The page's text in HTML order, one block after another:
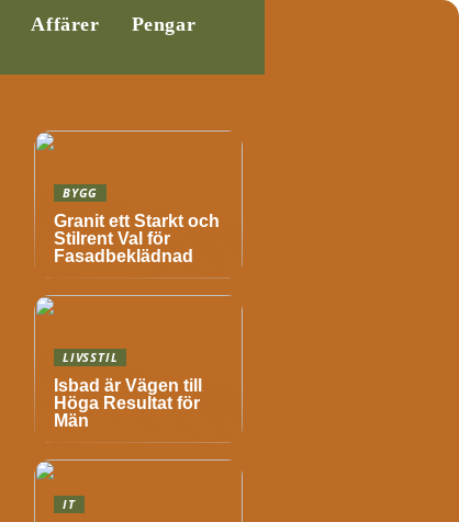
Affärer
Pengar
BYGG
Granit ett Starkt och
Stilrent Val för
Fasadbeklädnad
LIVSSTIL
Isbad är Vägen till
Höga Resultat för
Män
IT